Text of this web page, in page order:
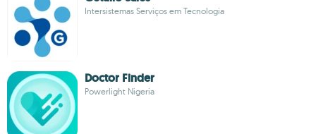
Intersistemas Serviços em Tecnologia
Doctor Finder
Powerlight Nigeria